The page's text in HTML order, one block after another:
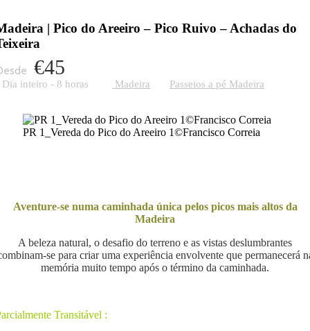
| Pico do Areeiro – Pico Ruivo – Achadas do
€45
Dia inteiro - 8 horas Madeira Passeios a pé Madeira
PR 1_Vereda do Pico do Areeiro 1©Francisco Correia
Aventure-se numa caminhada única pelos picos mais altos da
Madeira
A beleza natural, o desafio do terreno e as vistas deslumbrantes
se para criar uma experiência envolvente que permanecerá
memória muito tempo após o término da caminhada.
Transitável :